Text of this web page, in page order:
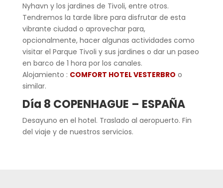
Nyhavn y los jardines de Tivoli, entre otros.
Tendremos la tarde libre para disfrutar de esta
vibrante ciudad o aprovechar para,
opcionalmente, hacer algunas actividades como
visitar el Parque Tivoli y sus jardines o dar un paseo
en barco de 1 hora por los canales.
Alojamiento : COMFORT HOTEL VESTERBRO o
similar.
Día 8 COPENHAGUE – ESPAÑA
Desayuno en el hotel. Traslado al aeropuerto. Fin
del viaje y de nuestros servicios.